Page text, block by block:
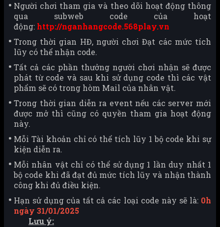
Người chơi tham gia và theo dõi hoạt động thông
qua subweb code của hoạt
động: http://nganhangcode.568play.vn
Trong thời gian HĐ, người chơi Đạt các mức tích
lũy có thể nhận code.
Tất cả các phần thưởng người chơi nhận sẽ được
phát từ code và sau khi sử dụng code thì các vật
phẩm sẽ có trong hòm Mail của nhân vật.
Trong thời gian diễn ra event nếu các server mới
được mở thì cũng có quyền tham gia hoạt động
này.
Mỗi Tài khoản chỉ có thể tích lũy 1 bộ code khi sự
kiện diễn ra.
Mỗi nhân vật chỉ có thể sử dụng 1 lần duy nhất 1
bộ code khi đã đạt đủ mức tích lũy và nhận thành
công khi đủ điều kiện.
Hạn sử dụng của tất cả các loại code này sẽ là: 0h
ngày 31/01/2025
Lưu ý: